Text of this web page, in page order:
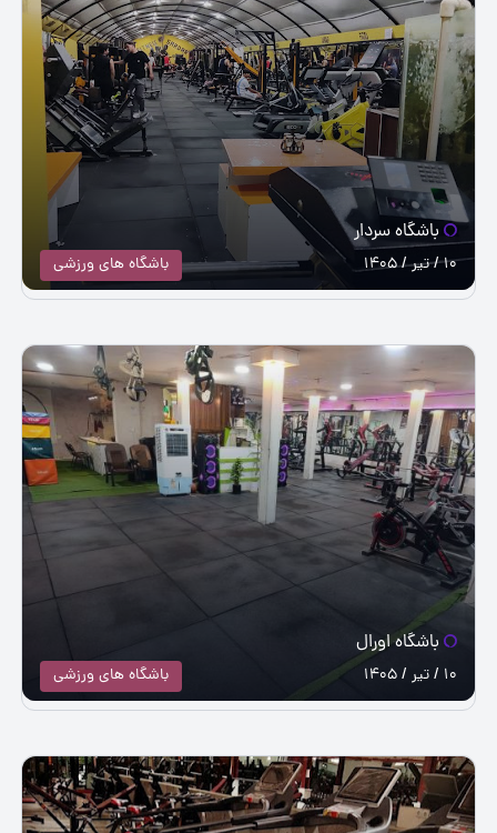
باشگاه سردار
باشگاه های ورزشی 10 / تیر / 1405
باشگاه اورال
باشگاه های ورزشی 10 / تیر / 1405